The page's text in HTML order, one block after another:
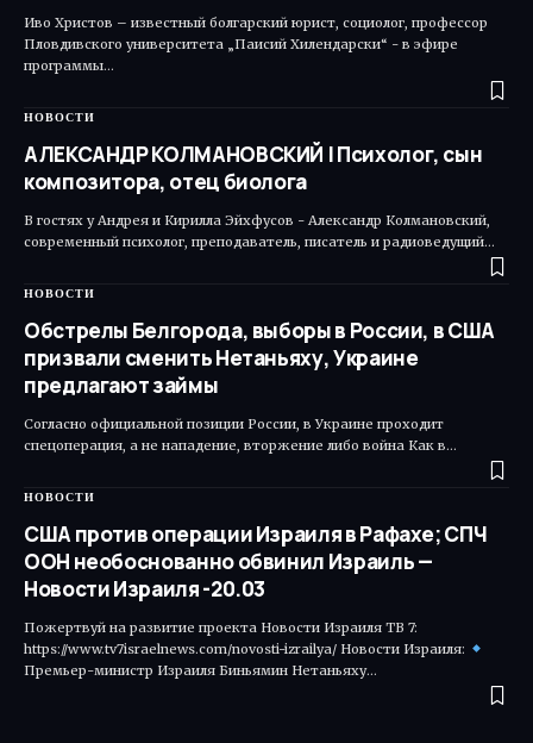
Иво Христов – известный болгарский юрист, социолог, профессор
Пловдивского университета „Паисий Хилендарски“ - в эфире
программы…
НОВОСТИ
АЛЕКСАНДР КОЛМАНОВСКИЙ | Психолог, сын
композитора, отец биолога
В гостях у Андрея и Кирилла Эйхфусов - Александр Колмановский,
современный психолог, преподаватель, писатель и радиоведущий…
НОВОСТИ
Обстрелы Белгорода, выборы в России, в США
призвали сменить Нетаньяху, Украине
предлагают займы
Согласно официальной позиции России, в Украине проходит
спецоперация, а не нападение, вторжение либо война Как в…
НОВОСТИ
США против операции Израиля в Рафахе; СПЧ
ООН необоснованно обвинил Израиль —
Новости Израиля -20.03
Пожертвуй на развитие проекта Новости Израиля ТВ 7:
https://www.tv7israelnews.com/novosti-izrailya/ Новости Израиля:
Премьер-министр Израиля Биньямин Нетаньяху…